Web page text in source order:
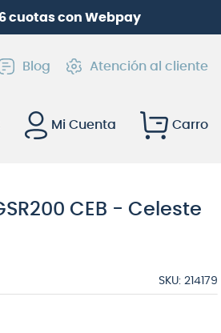
cuotas con Webpay
Blog Atención al cliente
Mi Cuenta
CEB - Celeste
SKU: 214179